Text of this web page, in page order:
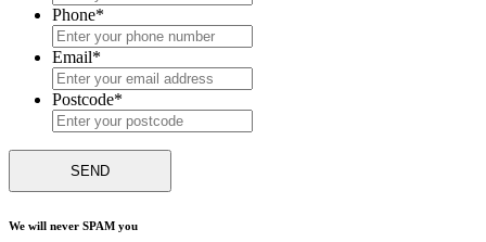
Phone*
Email*
Postcode*
We will never SPAM you